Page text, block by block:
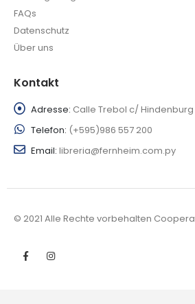
FAQs
Datenschutz
Über uns
Kontakt
Adresse: Calle Trebol c/ Hindenburg
Telefon: (+595)986 557 200
Email: libreria@fernheim.com.py
© 2021 Alle Rechte vorbehalten